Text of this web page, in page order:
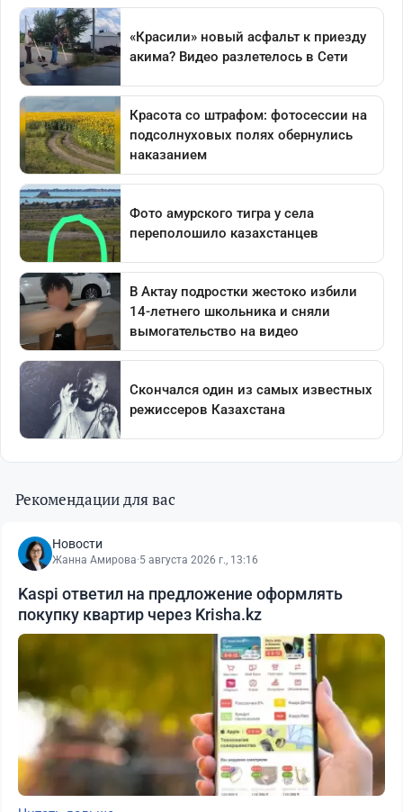
Рекомендации для вас
Новости
Жанна Амирова·5 августа 2026 г., 13:16
Kaspi ответил на предложение оформлять
покупку квартир через Krisha.kz